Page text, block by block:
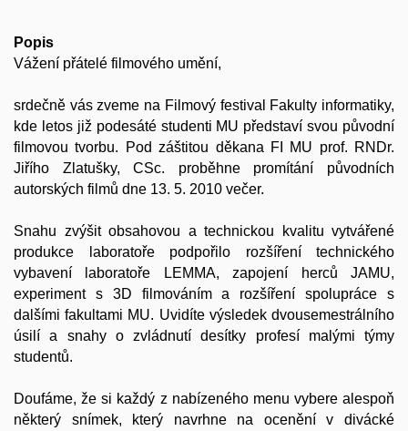
Popis
Vážení přátelé filmového umění,
srdečně vás zveme na Filmový festival Fakulty informatiky,
kde letos již podesáté studenti MU představí svou původní
filmovou tvorbu. Pod záštitou děkana FI MU prof. RNDr.
Jiřího Zlatušky, CSc. proběhne promítání původních
autorských filmů dne 13. 5. 2010 večer.
Snahu zvýšit obsahovou a technickou kvalitu vytvářené
produkce laboratoře podpořilo rozšíření technického
vybavení laboratoře LEMMA, zapojení herců JAMU,
experiment s 3D filmováním a rozšíření spolupráce s
dalšími fakultami MU. Uvidíte výsledek dvousemestrálního
úsilí a snahy o zvládnutí desítky profesí malými týmy
studentů.
Doufáme, že si každý z nabízeného menu vybere alespoň
některý snímek, který navrhne na ocenění v divácké